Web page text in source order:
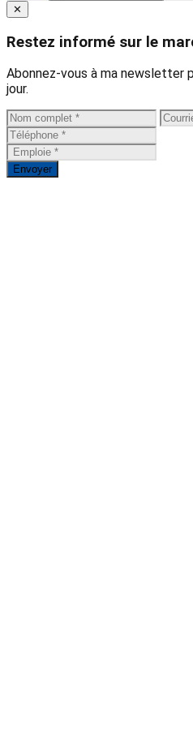
Close
✕
Restez informé sur le
Abonnez-vous à ma newsletter
jour.
Envoyer